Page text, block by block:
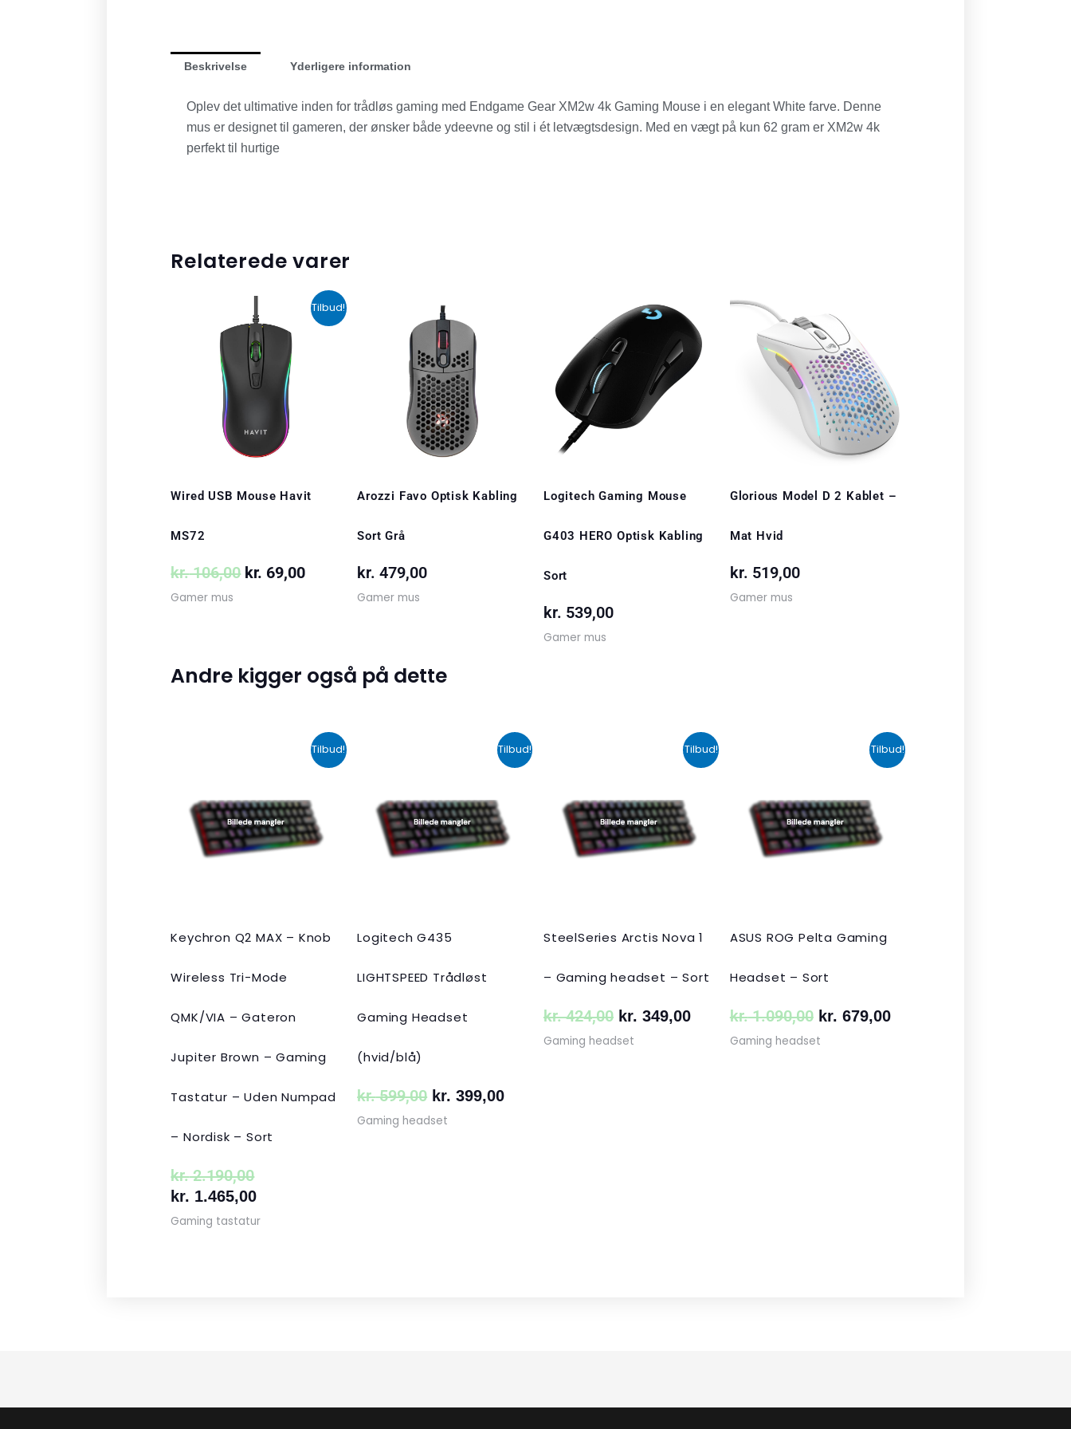
Beskrivelse Yderligere information
Oplev det ultimative inden for trådløs gaming med Endgame Gear XM2w 4k Gaming Mouse i en elegant White farve. Denne
mus er designet til gameren, der ønsker både ydeevne og stil i ét letvægtsdesign. Med en vægt på kun 62 gram er XM2w 4k
perfekt til hurtige
Relaterede varer
Tilbud!
Wired USB Mouse Havit
MS72
kr.106,00
oprindelige
pris
var:
kr. 106,00.
kr. 69,00
Den
aktuelle
Gamer mus
Arozzi Favo Optisk Kabling
Sort Grå
kr. 479,00
Gamer mus
Logitech Gaming Mouse
G403 HERO Optisk Kabling
Sort
kr. 539,00
Gamer mus
Glorious Model D 2 Kablet –
Mat Hvid
kr. 519,00
Gamer mus
Andre kigger også på dette
Tilbud!
Keychron Q2 MAX – Knob
Wireless Tri-Mode
QMK/VIA – Gateron
Jupiter Brown – Gaming
Tastatur – Uden Numpad
– Nordisk – Sort
kr.2.190,00
oprindelige
var:
kr. 2.190,00.
kr. 1.465,00
aktuelle
er:
kr. 1.465,00.
Gaming tastatur
Tilbud!
Logitech G435
LIGHTSPEED Trådløst
Gaming Headset
(hvid/blå)
kr.599,00
oprindelige
var:
kr. 599,00.
kr. 399,00
Den
aktuelle
kr. 399,00.
Gaming headset
Tilbud!
SteelSeries Arctis Nova 1
– Gaming headset – Sort
kr.424,00
oprindelige
var:
kr. 424,00.
kr. 349,00
Den
aktuelle
kr. 349,00.
Gaming headset
Tilbud!
ASUS ROG Pelta Gaming
Headset – Sort
kr.1.090,00
oprindelige
var:
kr. 1.090,00.
kr. 679,00
Den
aktuelle
Gaming headset